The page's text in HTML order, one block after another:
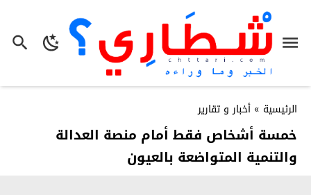
الرئيسية » أخبار و تقارير
خمسة أشخاص فقط أمام منصة العدالة
والتنمية المتواضعة بالعيون